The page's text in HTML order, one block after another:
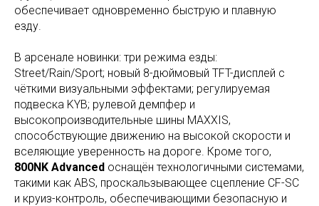
обеспечивает одновременно быструю и плавную
езду.
В арсенале новинки: три режима езды:
Street/Rain/Sport; новый 8-дюймовый TFT-дисплей с
чёткими визуальными эффектами; регулируемая
подвеска KYB; рулевой демпфер и
высокопроизводительные шины MAXXIS,
способствующие движению на высокой скорости и
вселяющие уверенность на дороге. Кроме того,
800NK Advanced оснащён технологичными системами,
такими как ABS, проскальзывающее сцепление CF-SC
и круиз-контроль, обеспечивающими безопасную и